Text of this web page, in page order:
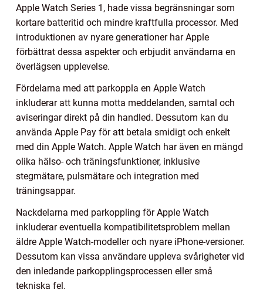
Apple Watch Series 1, hade vissa begränsningar som
kortare batteritid och mindre kraftfulla processor. Med
introduktionen av nyare generationer har Apple
förbättrat dessa aspekter och erbjudit användarna en
överlägsen upplevelse.
Fördelarna med att parkoppla en Apple Watch
inkluderar att kunna motta meddelanden, samtal och
aviseringar direkt på din handled. Dessutom kan du
använda Apple Pay för att betala smidigt och enkelt
med din Apple Watch. Apple Watch har även en mängd
olika hälso- och träningsfunktioner, inklusive
stegmätare, pulsmätare och integration med
träningsappar.
Nackdelarna med parkoppling för Apple Watch
inkluderar eventuella kompatibilitetsproblem mellan
äldre Apple Watch-modeller och nyare iPhone-versioner.
Dessutom kan vissa användare uppleva svårigheter vid
den inledande parkopplingsprocessen eller små
tekniska fel.